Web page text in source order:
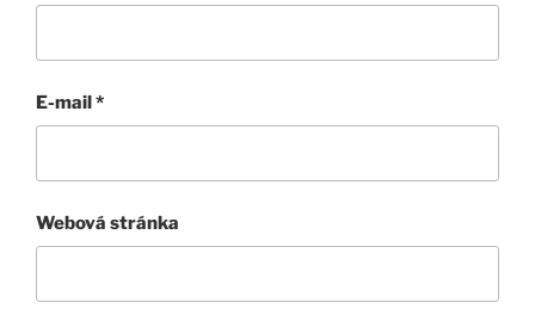
E-mail*
Webová stránka